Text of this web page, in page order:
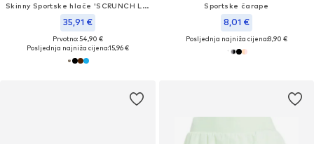
Skinny Sportske hlače 'SCRUNCH LEGGINGS'
35,91 €
Prvotno: 54,90 €
Posljednja najniža cijena:15,96 €
Sportske čarape
8,01 €
Posljednja najniža cijena:8,90 €